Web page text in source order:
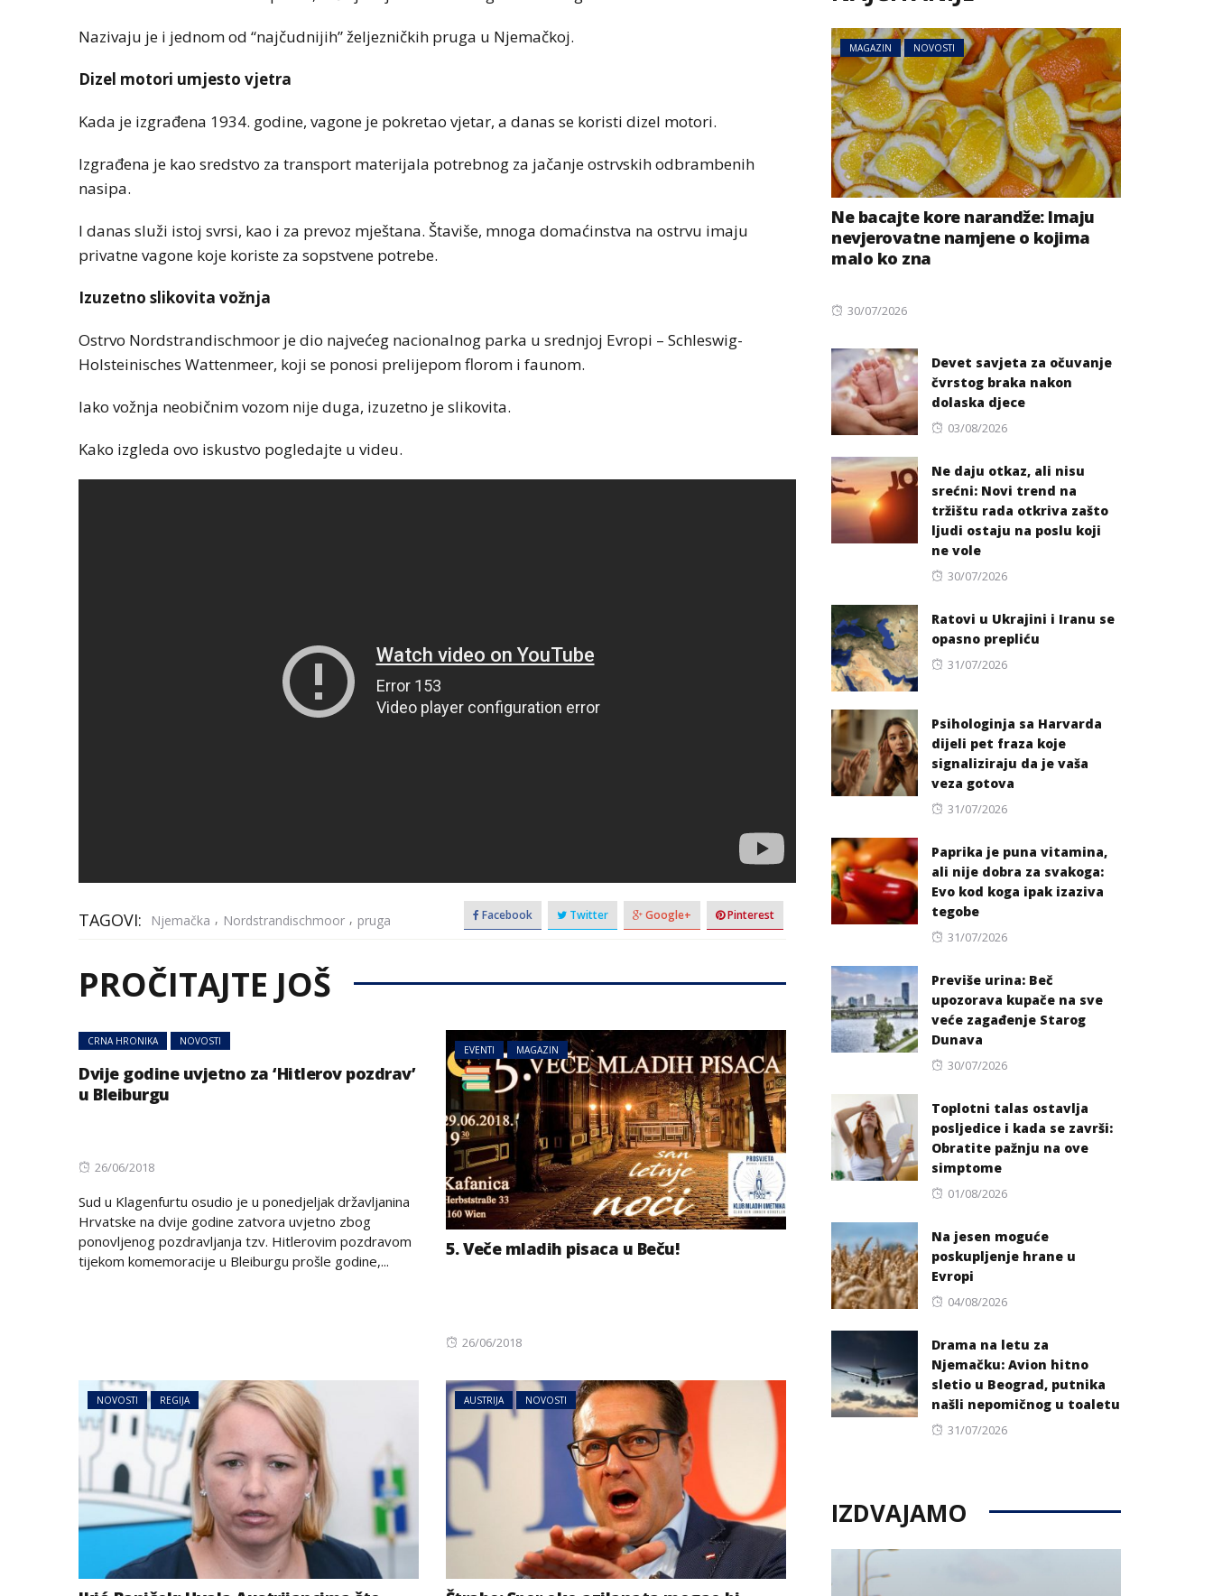
Nazivaju je i jednom od “najčudnijih” željezničkih pruga u Njemačkoj.
Dizel motori umjesto vjetra
Kada je izgrađena 1934. godine, vagone je pokretao vjetar, a danas se koristi dizel motori.
Izgrađena je kao sredstvo za transport materijala potrebnog za jačanje ostrvskih odbrambenih
nasipa.
I danas služi istoj svrsi, kao i za prevoz mještana. Štaviše, mnoga domaćinstva na ostrvu imaju
privatne vagone koje koriste za sopstvene potrebe.
Izuzetno slikovita vožnja
Ostrvo Nordstrandischmoor je dio najvećeg nacionalnog parka u srednjoj Evropi – Schleswig-
Holsteinisches Wattenmeer, koji se ponosi prelijepom florom i faunom.
Iako vožnja neobičnim vozom nije duga, izuzetno je slikovita.
Kako izgleda ovo iskustvo pogledajte u videu.
TAGOVI: Njemačka , Nordstrandischmoor , pruga Facebook Twitter Google+ Pinterest
PROČITAJTE JOŠ
CRNA HRONIKA NOVOSTI
Dvije godine uvjetno za ‘Hitlerov pozdrav’
u Bleiburgu
Posted
26/06/2018
Sud u Klagenfurtu osudio je u ponedjeljak državljanina
Hrvatske na dvije godine zatvora uvjetno zbog
ponovljenog pozdravljanja tzv. Hitlerovim pozdravom
tijekom komemoracije u Bleiburgu prošle godine,...
EVENTI MAGAZIN
5. Veče mladih pisaca u Beču!
Posted
26/06/2018
NOVOSTI REGIJA AUSTRIJA NOVOSTI
MAGAZIN NOVOSTI
Ne bacajte kore narandže: Imaju
nevjerovatne namjene o kojima
malo ko zna
Posted
30/07/2026
Devet savjeta za očuvanje
čvrstog braka nakon
dolaska djece
Posted
03/08/2026
Ne daju otkaz, ali nisu
srećni: Novi trend na
tržištu rada otkriva zašto
ljudi ostaju na poslu koji
ne vole
Posted
30/07/2026
Ratovi u Ukrajini i Iranu se
opasno prepliću
Posted
31/07/2026
Psihologinja sa Harvarda
dijeli pet fraza koje
signaliziraju da je vaša
veza gotova
Posted
31/07/2026
Paprika je puna vitamina,
ali nije dobra za svakoga:
Evo kod koga ipak izaziva
tegobe
Posted
31/07/2026
Previše urina: Beč
upozorava kupače na sve
veće zagađenje Starog
Dunava
Posted
30/07/2026
Toplotni talas ostavlja
posljedice i kada se završi:
Obratite pažnju na ove
simptome
Posted
01/08/2026
Na jesen moguće
poskupljenje hrane u
Evropi
Posted
04/08/2026
Drama na letu za
Njemačku: Avion hitno
sletio u Beograd, putnika
našli nepomičnog u toaletu
Posted
31/07/2026
IZDVAJAMO